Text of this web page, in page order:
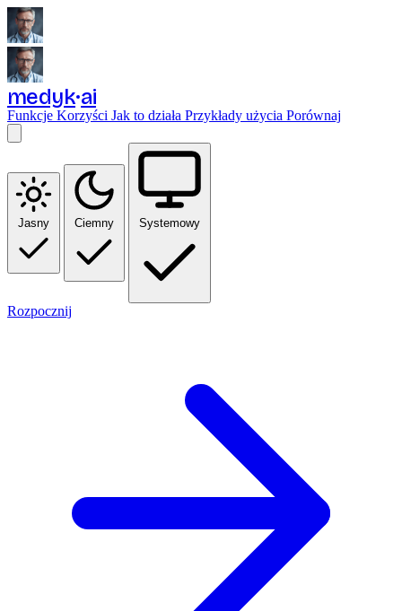
medyk ai
Funkcje Korzyści Jak to działa Przykłady użycia Porównaj
Jasny Ciemny Systemowy
Rozpocznij